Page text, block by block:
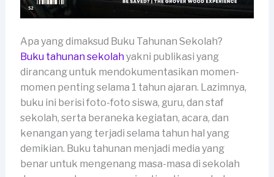
Apa yang dimaksud Buku Tahunan Sekolah?
Buku tahunan sekolahyakni publikasi yang
dirancang untuk mendokumentasikan momen-
momen penting selama 1 tahun ajaran. Lazimnya,
buku ini berisi foto-foto siswa, guru, dan staf
sekolah, serta beraneka kegiatan, acara, dan
kenangan yang terjadi selama tahun hal yang
demikian. Buku tahunan menjadi media yang
benar untuk mengenang masa-masa di sekolah